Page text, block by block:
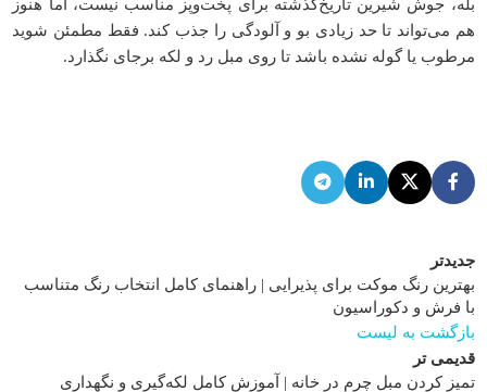
بله، جوش شیرین تاریخ‌گذشته برای پخت‌وپز مناسب نیست، اما هنوز
هم می‌تواند تا حد زیادی بو و آلودگی را جذب کند. فقط مطمئن شوید
مرطوب یا گوله نشده باشد تا روی مبل رد و لکه برجای نگذارد.
جدیدتر
بهترین رنگ موکت برای پذیرایی | راهنمای کامل انتخاب رنگ متناسب
با فرش و دکوراسیون
بازگشت به لیست
قدیمی تر
تمیز کردن مبل چرم در خانه | آموزش کامل لکه‌گیری و نگهداری